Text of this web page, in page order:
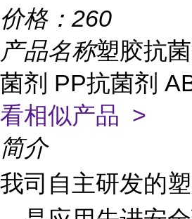
价格： 260
产品名称塑胶抗
菌剂 PP抗菌剂
看相似产品 >
简介
我司自主研发的